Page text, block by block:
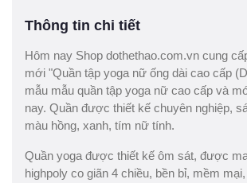
Thông tin chi tiết
Hôm nay Shop dothethao.com.vn cung
mới "Quần tập yoga nữ ống dài cao cấp
mẫu mẫu quần tập yoga nữ cao cấp và
nay. Quần được thiết kế chuyên nghiệp,
màu hồng, xanh, tím nữ tính.
Quần yoga được thiết kế ôm sát, được
highpoly co giãn 4 chiều, bền bỉ, mềm